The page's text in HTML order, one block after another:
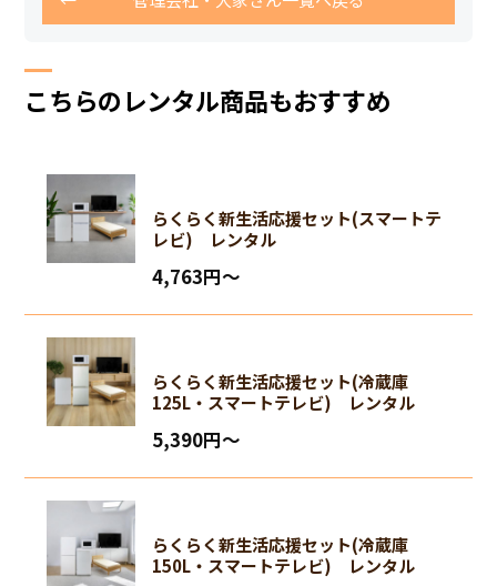
こちらのレンタル商品もおすすめ
らくらく新生活応援セット(スマートテ
レビ) レンタル
4,763円〜
らくらく新生活応援セット(冷蔵庫
125L・スマートテレビ) レンタル
5,390円〜
らくらく新生活応援セット(冷蔵庫
150L・スマートテレビ) レンタル